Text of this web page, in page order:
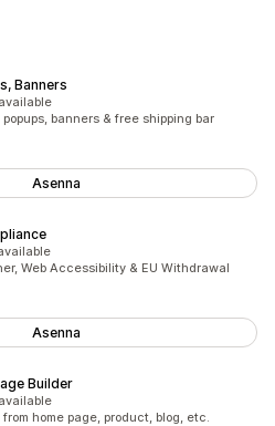
Banners
banners & free shipping bar
Asenna
Web Accessibility & EU Withdrawal
Asenna
Builder
home page, product, blog, etc.